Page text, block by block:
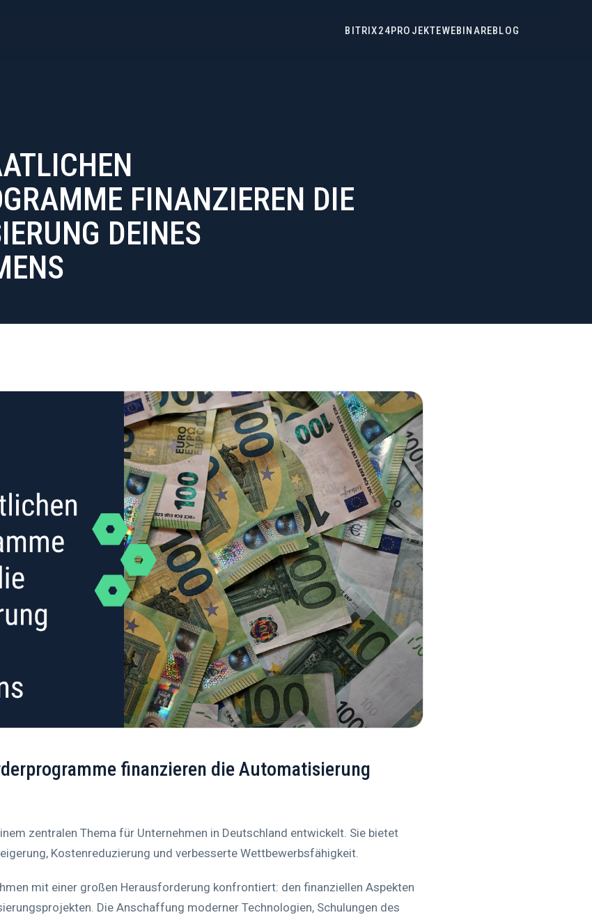
BITRIX24PROJEKTEWEBINAREBLOG
FINANZIEREN DIE
DEINES
finanzieren die Automatisierung
zentralen Thema für Unternehmen in Deutschland entwickelt. Sie bietet
Kostenreduzierung und verbesserte Wettbewerbsfähigkeit.
mit einer großen Herausforderung konfrontiert: den finanziellen Aspekten
Die Anschaffung moderner Technologien, Schulungen des